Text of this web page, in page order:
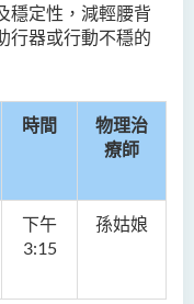
穩定性，減輕腰背
行器或行動不穩的
時間
物理治
療師
下午
3:15
孫姑娘